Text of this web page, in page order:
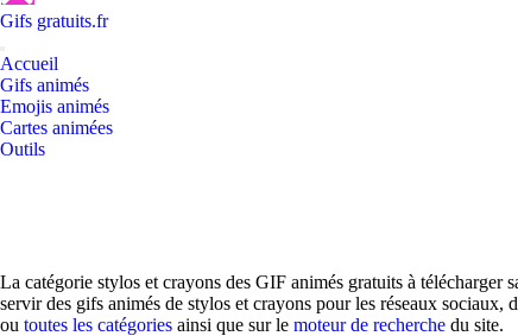
Gifs gratuits.fr
Accueil
Gifs animés
Emojis animés
Cartes animées
Outils
La catégorie stylos et crayons des GIF animés gratuits à
servir des gifs animés de stylos et crayons pour les réseaux
ou toutes les catégories ainsi que sur le moteur de recherche du site.